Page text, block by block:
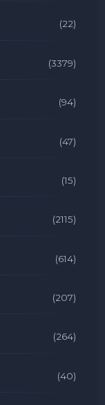
(22)
(3379)
(94)
(47)
(15)
(2115)
(614)
(207)
(264)
(40)